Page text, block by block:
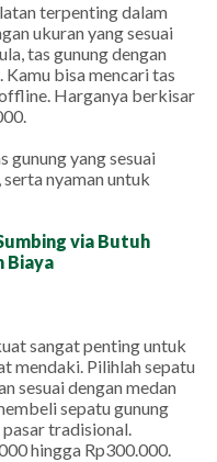
terpenting dalam
ukuran yang sesuai
tas gunung dengan
bisa mencari tas
Harganya berkisar
gunung yang sesuai
nyaman untuk
via Butuh
Biaya
sangat penting untuk
mendaki. Pilihlah sepatu
sesuai dengan medan
sepatu gunung
tradisional.
hingga Rp300.000.